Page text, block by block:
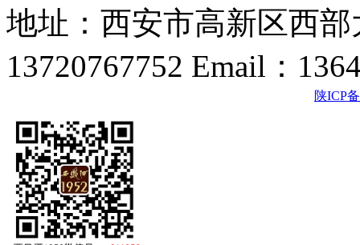
地址：西安市高新区西
13720767752 Email：
陕ICP